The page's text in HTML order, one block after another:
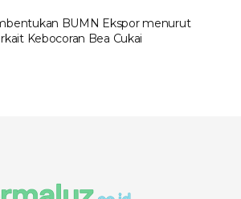
BUMN Ekspor menurut
Kebocoran Bea Cukai